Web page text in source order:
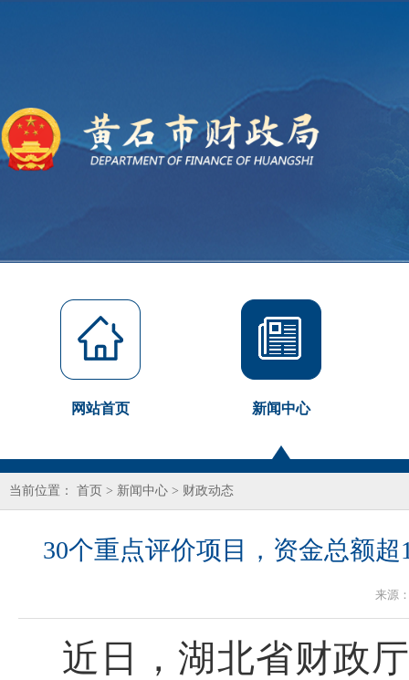
网站首页 新闻中心
当前位置： 首页 > 新闻中心 > 财政动态
30个重点评价项目，资金总额
来源
近日，湖北省财政